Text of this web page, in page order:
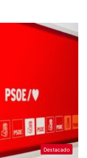
Destacado